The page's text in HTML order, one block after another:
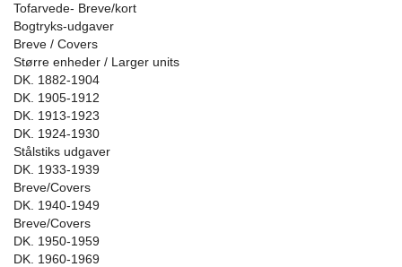
Tofarvede- Breve/kort
Bogtryks-udgaver
Breve / Covers
Større enheder / Larger units
DK. 1882-1904
DK. 1905-1912
DK. 1913-1923
DK. 1924-1930
Stålstiks udgaver
DK. 1933-1939
Breve/Covers
DK. 1940-1949
Breve/Covers
DK. 1950-1959
DK. 1960-1969